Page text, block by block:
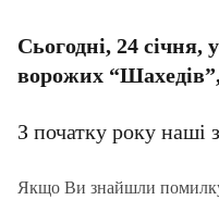
Сьогодні, 24
ворожих
З початку року наші
Якщо Ви знайшли помилку,